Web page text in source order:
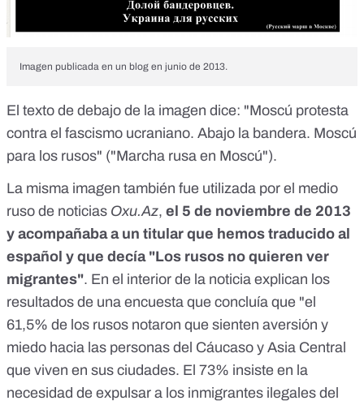
Imagen publicada en un blog en junio de 2013.
El texto de debajo de la imagen dice: "Moscú protesta
contra el fascismo ucraniano. Abajo la bandera. Moscú
para los rusos" ("Marcha rusa en Moscú").
La misma imagen también fue utilizada por el medio
ruso de noticias Oxu.Az, el 5 de noviembre de 2013
y acompañaba a un titular que hemos traducido al
español y que decía "Los rusos no quieren ver
migrantes". En el interior de la noticia explican los
resultados de una encuesta que concluía que "el
61,5% de los rusos notaron que sienten aversión y
miedo hacia las personas del Cáucaso y Asia Central
que viven en sus ciudades. El 73% insiste en la
necesidad de expulsar a los inmigrantes ilegales del